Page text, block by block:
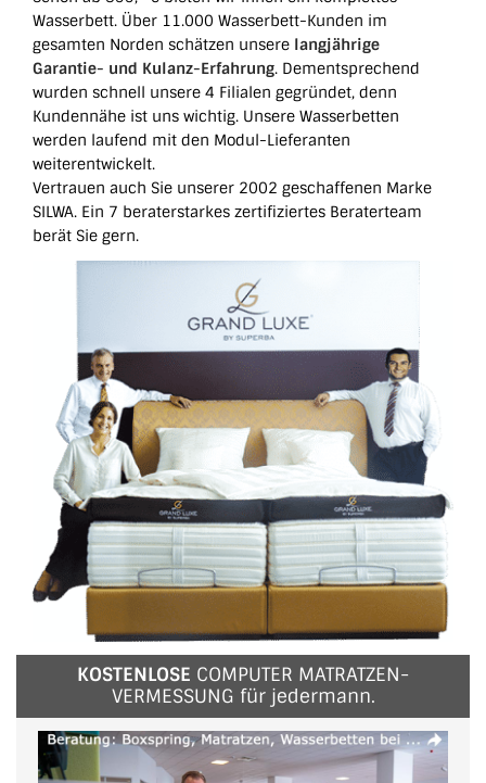
Wasserbett. Über 11.000 Wasserbett-Kunden im
gesamten Norden schätzen unsere langjährige
Garantie- und Kulanz-Erfahrung. Dementsprechend
wurden schnell unsere 4 Filialen gegründet, denn
Kundennähe ist uns wichtig. Unsere Wasserbetten
werden laufend mit den Modul-Lieferanten
weiterentwickelt.
Vertrauen auch Sie unserer 2002 geschaffenen Marke
SILWA. Ein 7 beraterstarkes zertifiziertes Beraterteam
berät Sie gern.
KOSTENLOSE COMPUTER MATRATZEN-
VERMESSUNG für jedermann.
Video-
Player